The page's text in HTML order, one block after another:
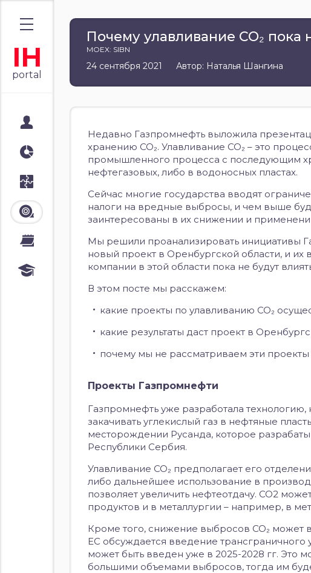
IH
portal
Аналитика
Лента
Календари
Почему улавливание CO₂
MOEX: SIBN
24 сентября 2021 Автор: Наталья Шангина
Недавно Газпромнефть выложила
хранению CO₂. Улавливание CO₂ – это
промышленного процесса с последующим
нефтегазовых, либо в водоносных пластах.
Сейчас многие государства вводят
налоги на вредные выбросы, и чем выше
заинтересованы в их снижении и
Мы решили проанализировать инициативы
новый проект в Оренбургской области, и
компании в этой области пока не будут
В этом посте мы расскажем:
какие проекты по улавливанию CO₂
какие результаты даст проект в
почему мы не рассматриваем эти
Проекты Газпромнефти
Газпромнефть уже разработала технологию,
закачивать углекислый газ в нефтяные
месторождении Русанда, которое
Республики Сербия.
Улавливание CO₂ предполагает его
либо дальнейшее использование в
позволяет увеличить нефтеотдачу. СО2
продуктов и в металлургии – например, в
Кроме того, снижение выбросов CO₂ может
ЕС обсуждается введение трансграничного
может быть введен уже в 2025-2028 гг. Это
большими объемами выбросов, тогда им